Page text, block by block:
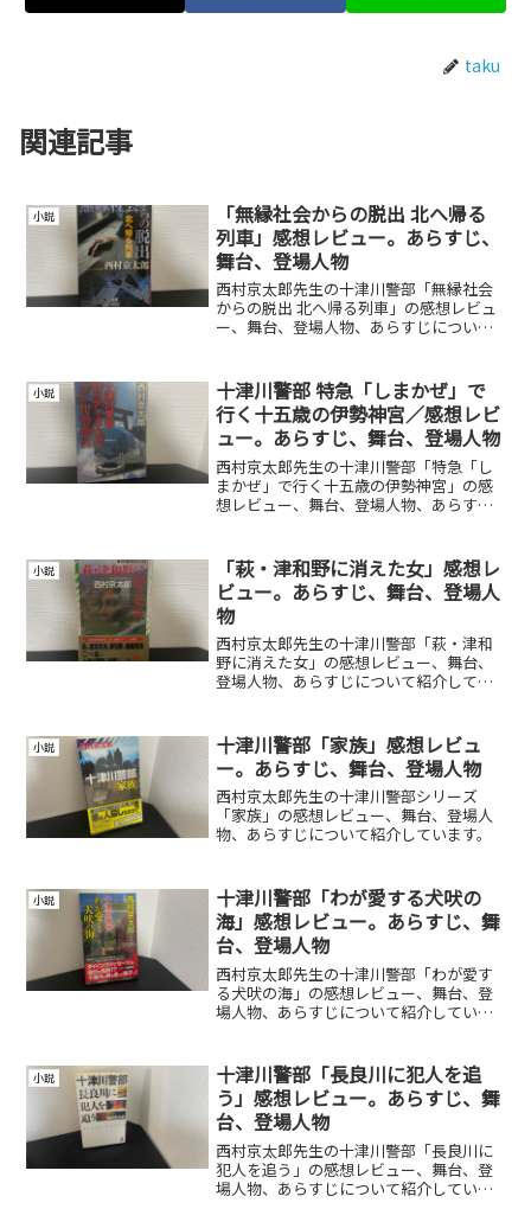
taku
関連記事
小説
「無縁社会からの脱出 北へ帰る
列車」感想レビュー。あらすじ、
舞台、登場人物
西村京太郎先生の十津川警部「無縁社会
からの脱出 北へ帰る列車」の感想レビュ
ー、舞台、登場人物、あらすじについて
小説
十津川警部 特急「しまかぜ」で
行く十五歳の伊勢神宮／感想レビ
ュー。あらすじ、舞台、登場人物
西村京太郎先生の十津川警部「特急「し
まかぜ」で行く十五歳の伊勢神宮」の感
想レビュー、舞台、登場人物、あらすじ
小説
「萩・津和野に消えた女」感想レ
ビュー。あらすじ、舞台、登場人
物
西村京太郎先生の十津川警部「萩・津和
野に消えた女」の感想レビュー、舞台、
登場人物、あらすじについて紹介してい
小説
十津川警部「家族」感想レビュ
ー。あらすじ、舞台、登場人物
西村京太郎先生の十津川警部シリーズ
「家族」の感想レビュー、舞台、登場人
物、あらすじについて紹介しています。
小説
十津川警部「わが愛する犬吠の
海」感想レビュー。あらすじ、舞
台、登場人物
西村京太郎先生の十津川警部「わが愛す
る犬吠の海」の感想レビュー、舞台、登
場人物、あらすじについて紹介していま
小説
十津川警部「長良川に犯人を追
う」感想レビュー。あらすじ、舞
台、登場人物
西村京太郎先生の十津川警部「長良川に
犯人を追う」の感想レビュー、舞台、登
場人物、あらすじについて紹介していま